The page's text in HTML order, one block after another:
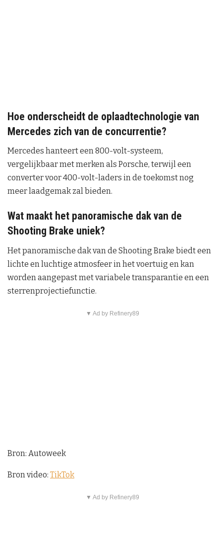
Hoe onderscheidt de oplaadtechnologie van
Mercedes zich van de concurrentie?
Mercedes hanteert een 800-volt-systeem,
vergelijkbaar met merken als Porsche, terwijl een
converter voor 400-volt-laders in de toekomst nog
meer laadgemak zal bieden.
Wat maakt het panoramische dak van de
Shooting Brake uniek?
Het panoramische dak van de Shooting Brake biedt een
lichte en luchtige atmosfeer in het voertuig en kan
worden aangepast met variabele transparantie en een
sterrenprojectiefunctie.
▼ Ad by Refinery89
Bron: Autoweek
Bron video: TikTok
▼ Ad by Refinery89